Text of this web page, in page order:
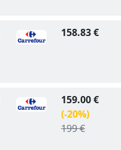
158.83 €
159.00 €
(-20%)
199 €